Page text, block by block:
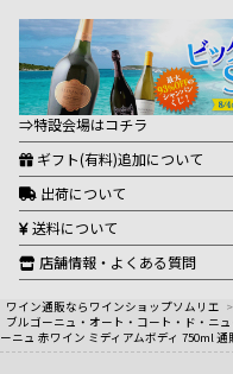
⇒特設会場はコチラ
ギフト(有料)追加について
出荷について
送料について
店舗情報・よくある質問
ワイン通販ならワインショップソムリエ >
ブルゴーニュ・オート・コート・ド・
ーニュ 赤ワイン ミディアムボディ 750ml 通